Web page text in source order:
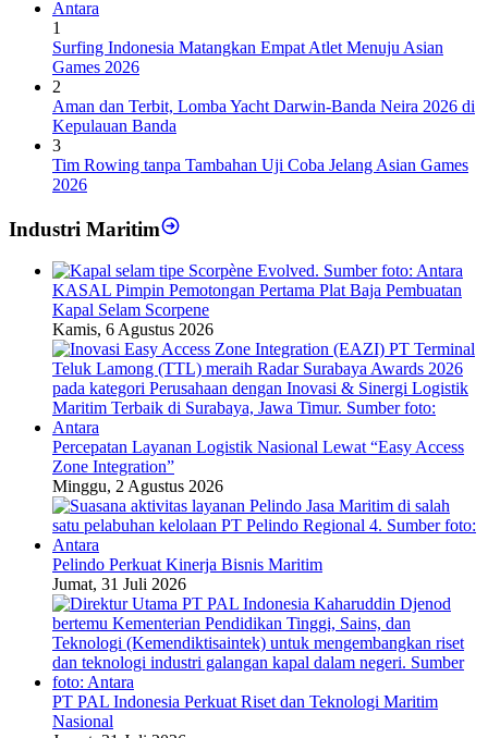
1
Surfing Indonesia Matangkan Empat Atlet Menuju Asian
Games 2026
2
Aman dan Terbit, Lomba Yacht Darwin-Banda Neira 2026 di
Kepulauan Banda
3
Tim Rowing tanpa Tambahan Uji Coba Jelang Asian Games
2026
Industri Maritim
KASAL Pimpin Pemotongan Pertama Plat Baja Pembuatan
Kapal Selam Scorpene
Kamis, 6 Agustus 2026
Percepatan Layanan Logistik Nasional Lewat “Easy Access
Zone Integration”
Minggu, 2 Agustus 2026
Pelindo Perkuat Kinerja Bisnis Maritim
Jumat, 31 Juli 2026
PT PAL Indonesia Perkuat Riset dan Teknologi Maritim
Nasional